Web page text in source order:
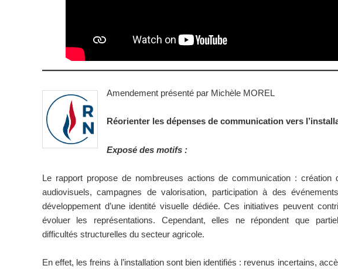
Amendement présenté par Michèle MOREL
Réorienter les dépenses de communication vers
Exposé des motifs :
Le rapport propose de nombreuses actions de communication : création
audiovisuels, campagnes de valorisation, participation à des
développement d’une identité visuelle dédiée. Ces initiatives peuvent
évoluer les représentations. Cependant, elles ne répondent que
difficultés structurelles du secteur agricole.
En effet, les freins à l’installation sont bien identifiés : revenus incertains,